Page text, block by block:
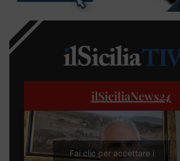
ilSiciliaNews24
Fai clic per accettare i